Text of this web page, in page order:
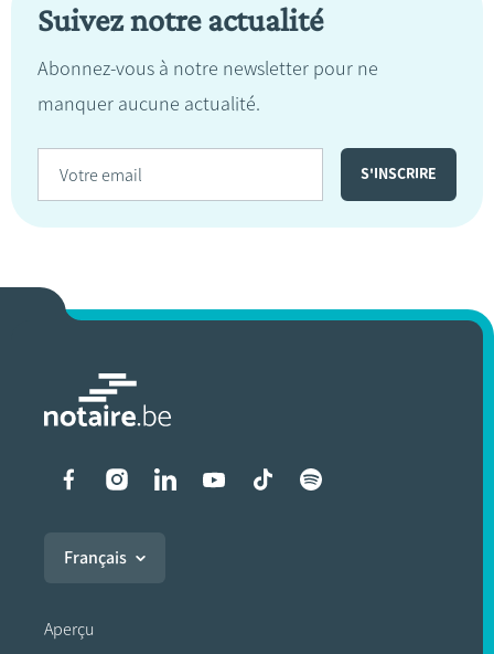
Suivez notre actualité
Abonnez-vous à notre newsletter pour ne
manquer aucune actualité.
Liens vers les réseaux
Français
Aperçu